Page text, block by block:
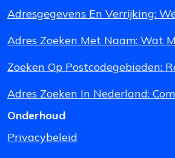
Adresgegevens En Verrijking:
Adres Zoeken Met Naam: Wat
Zoeken Op Postcodegebieden:
Adres Zoeken In Nederland:
Onderhoud
Privacybeleid